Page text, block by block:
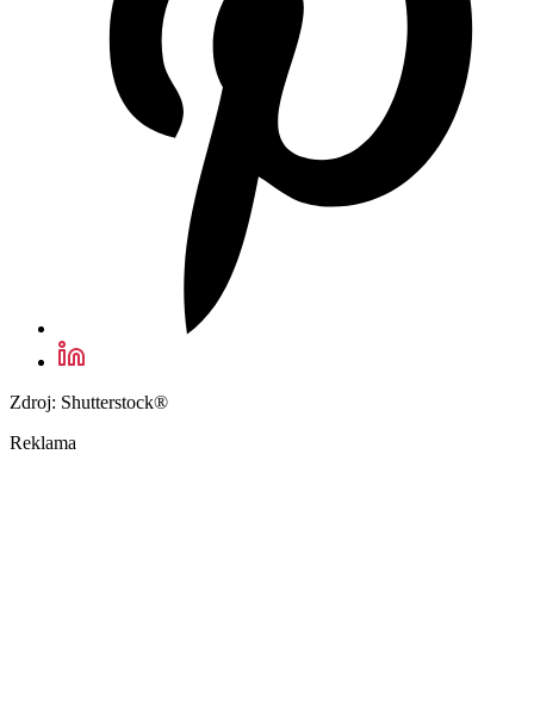
Zdroj: Shutterstock®
Reklama